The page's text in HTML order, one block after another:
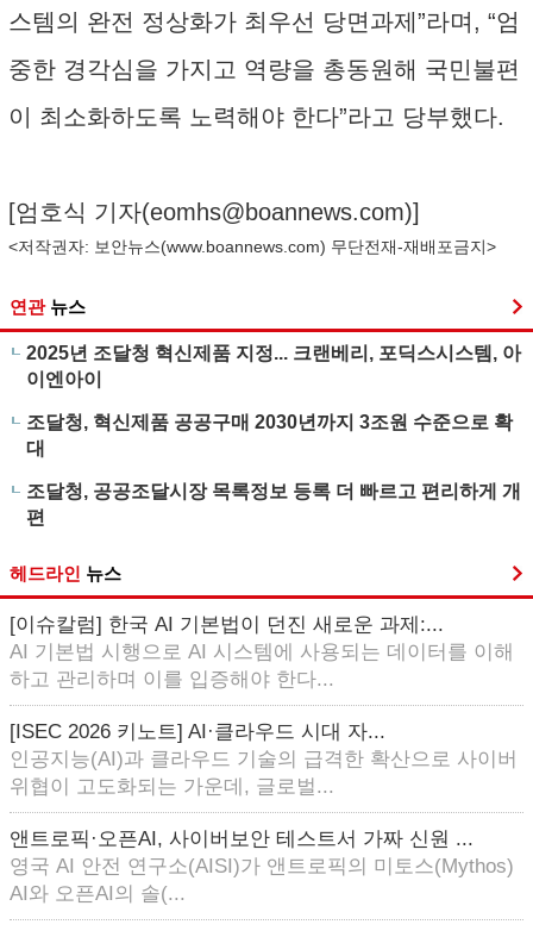
스템의 완전 정상화가 최우선 당면과제”라며, “엄
중한 경각심을 가지고 역량을 총동원해 국민불편
이 최소화하도록 노력해야 한다”라고 당부했다.
[엄호식 기자(eomhs@boannews.com)]
<저작권자: 보안뉴스(www.boannews.com) 무단전재-재배포금지>
연관 뉴스
2025년 조달청 혁신제품 지정... 크랜베리, 포딕스시스템, 아
이엔아이
조달청, 혁신제품 공공구매 2030년까지 3조원 수준으로 확
대
조달청, 공공조달시장 목록정보 등록 더 빠르고 편리하게 개
편
헤드라인 뉴스
[이슈칼럼] 한국 AI 기본법이 던진 새로운 과제:...
AI 기본법 시행으로 AI 시스템에 사용되는 데이터를 이해
하고 관리하며 이를 입증해야 한다...
[ISEC 2026 키노트] AI·클라우드 시대 자...
인공지능(AI)과 클라우드 기술의 급격한 확산으로 사이버
위협이 고도화되는 가운데, 글로벌...
앤트로픽·오픈AI, 사이버보안 테스트서 가짜 신원 ...
영국 AI 안전 연구소(AISI)가 앤트로픽의 미토스(Mythos)
AI와 오픈AI의 솔(...